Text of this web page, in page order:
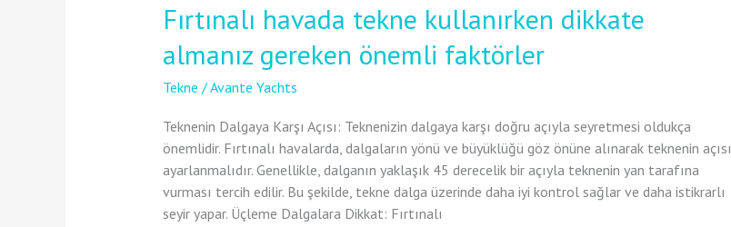
Fırtınalı havada tekne kullanırken dikkate
almanız gereken önemli faktörler
Tekne /Avante Yachts
Teknenin Dalgaya Karşı Açısı: Teknenizin dalgaya karşı doğru açıyla seyretmesi oldukça
önemlidir. Fırtınalı havalarda, dalgaların yönü ve büyüklüğü göz önüne alınarak teknenin açısı
ayarlanmalıdır. Genellikle, dalganın yaklaşık 45 derecelik bir açıyla teknenin yan tarafına
vurması tercih edilir. Bu şekilde, tekne dalga üzerinde daha iyi kontrol sağlar ve daha istikrarlı
seyir yapar. Üçleme Dalgalara Dikkat: Fırtınalı